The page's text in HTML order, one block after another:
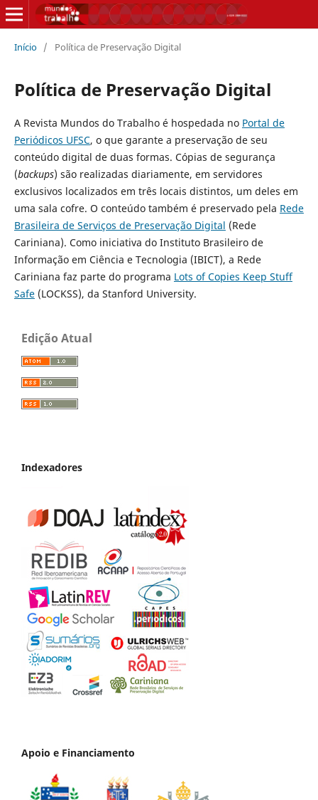
Início / Política de Preservação Digital
Política de Preservação Digital
A Revista Mundos do Trabalho é hospedada no Portal de
Periódicos UFSC, o que garante a preservação de seu
conteúdo digital de duas formas. Cópias de segurança
(backups) são realizadas diariamente, em servidores
exclusivos localizados em três locais distintos, um deles em
uma sala cofre. O conteúdo também é preservado pela Rede
Brasileira de Serviços de Preservação Digital (Rede
Cariniana). Como iniciativa do Instituto Brasileiro de
Informação em Ciência e Tecnologia (IBICT), a Rede
Cariniana faz parte do programa Lots of Copies Keep Stuff
Safe(LOCKSS), da Stanford University.
Edição Atual
Indexadores
Apoio e Financiamento